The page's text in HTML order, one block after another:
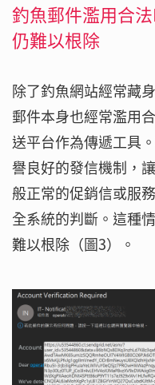
釣魚郵件濫用合
仍難以根除
除了釣魚網站經常藏
郵件本身也經常濫用
送平台作為傳遞工具
譽良好的發信機制，
般正常的促銷信或服
全系統的判斷。這種
難以根除（圖3）。